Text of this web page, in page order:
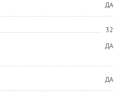
ДА
32
ДА
ДА